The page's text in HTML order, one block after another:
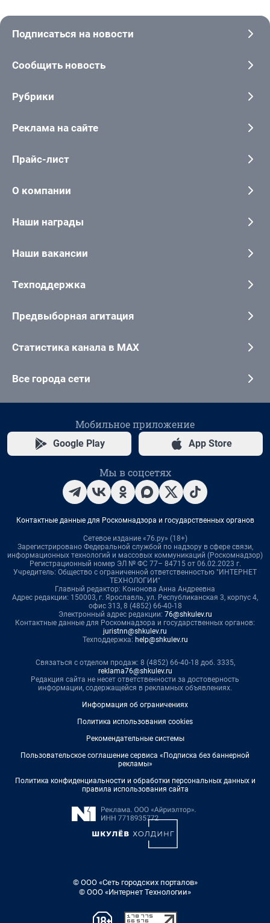
Подписаться на новости
Сообщить новость
Рубрики
Реклама на сайте
Прайс-лист
О компании
Наши награды
Наши вакансии
Техподдержка
Предвыборная агитация
Статистика канала в MAX
Все города сети
Мобильное приложение
Google Play App Store
Мы в соцсетях
Контактные данные для Роскомнадзора и государственных органов
Сетевое издание «76.ру» (18+)
Зарегистрировано Федеральной службой по надзору в сфере связи,
информационных технологий и массовых коммуникаций (Роскомнадзор)
Регистрационный номер ЭЛ № ФС 77– 84715 от 06.02.2023 г.
Учредитель: Общество с ограниченной ответственностью "ИНТЕРНЕТ
ТЕХНОЛОГИИ"
Главный редактор: Кононова Анна Андреевна
Адрес редакции: 150003, г. Ярославль, ул. Республиканская 3, корпус 4,
офис 313, 8 (4852) 66-40-18
Электронный адрес редакции: 76@shkulev.ru
Контактные данные для Роскомнадзора и государственных органов:
juristnn@shkulev.ru
Техподдержка: help@shkulev.ru
Связаться с отделом продаж: 8 (4852) 66-40-18 доб. 3335,
reklama76@shkulev.ru
Редакция сайта не несет ответственности за достоверность
информации, содержащейся в рекламных объявлениях.
Информация об ограничениях
Политика использования cookies
Рекомендательные системы
Пользовательское соглашение сервиса «Подписка без баннерной
рекламы»
Политика конфиденциальности и обработки персональных данных и
правила использования сайта
© ООО «Сеть городских порталов»
© ООО «Интернет Технологии»